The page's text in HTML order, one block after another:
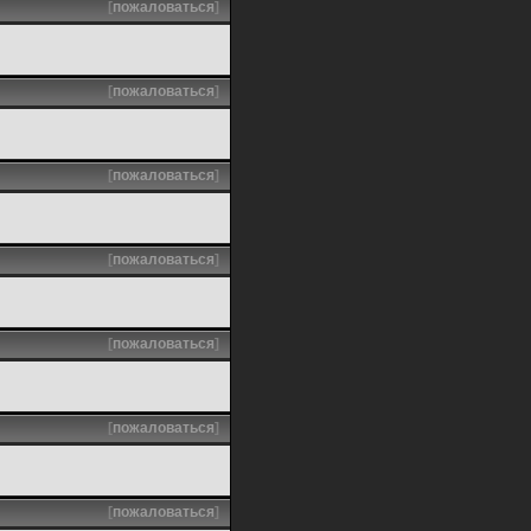
[пожаловаться]
[пожаловаться]
[пожаловаться]
[пожаловаться]
[пожаловаться]
[пожаловаться]
[пожаловаться]